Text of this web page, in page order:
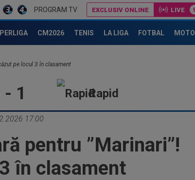
PROGRAM TV EXCLUSIV ONLINE LIVE
CM2026 TENIS LA LIGA FOTBAL MOTO
pe locul 3 în clasament
- 1 Rapid
17:00
pentru ”Marinari”!
în clasament